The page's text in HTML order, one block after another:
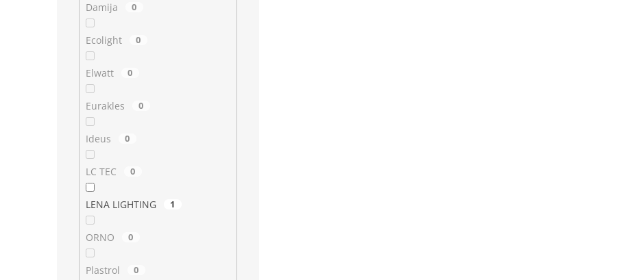
Damija 0
Ecolight 0
Elwatt 0
Eurakles 0
Ideus 0
LC TEC 0
LENA LIGHTING 1
ORNO 0
Plastrol 0